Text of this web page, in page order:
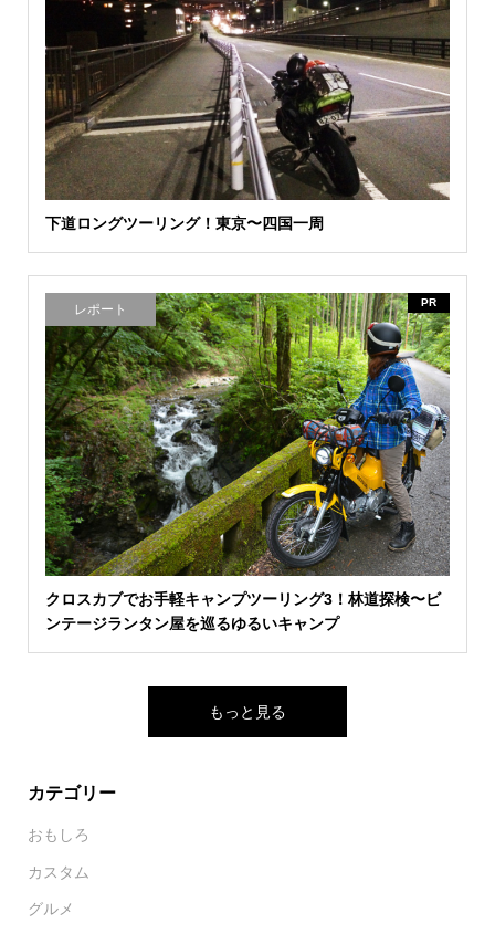
下道ロングツーリング！東京〜四国一周
レポート PR
クロスカブでお手軽キャンプツーリング3！林道探検〜ビ
ンテージランタン屋を巡るゆるいキャンプ
もっと見る
カテゴリー
おもしろ
カスタム
グルメ